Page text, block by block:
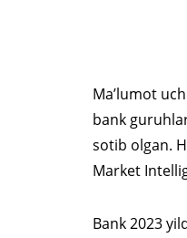
Maʼlumot
bank
sotib olgan.
Market
Bank 2023